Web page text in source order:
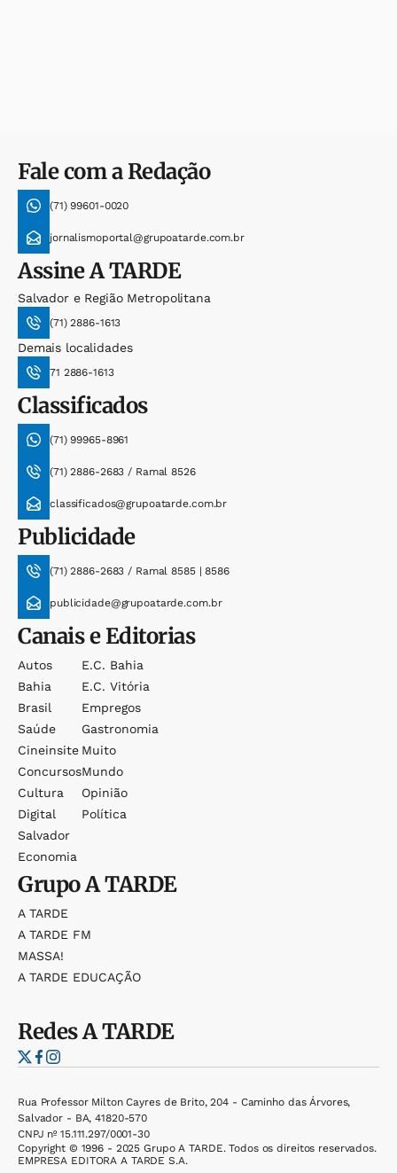
Fale com a Redação
(71) 99601-0020
jornalismoportal@grupoatarde.com.br
AssineA TARDE
Salvador e Região Metropolitana
(71) 2886-1613
Demais localidades
71 2886-1613
Classificados
(71) 99965-8961
(71) 2886-2683 / Ramal 8526
classificados@grupoatarde.com.br
Publicidade
(71) 2886-2683 / Ramal 8585 | 8586
publicidade@grupoatarde.com.br
Canais e Editorias
Autos
Bahia
Brasil
Saúde
Cineinsite
Concursos
Cultura
Digital
Salvador
Economia
E.c. Bahia
E.c. Vitória
Empregos
Gastronomia
Muito
Mundo
Opinião
Política
GrupoA TARDE
A TARDE
A TARDE FM
MASSA!
A TARDE EDUCAÇÃO
RedesA TARDE
Rua Professor Milton Cayres de Brito, 204 - Caminho das Árvores,
Salvador - BA, 41820-570
CNPJ nº 15.111.297/0001-30
Copyright © 1996 - 2025 Grupo A TARDE. Todos os direitos reservados.
EMPRESA EDITORA A TARDE S.A.